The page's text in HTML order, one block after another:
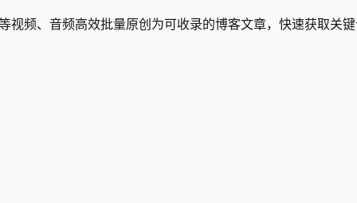
视频、音频高效批量原创为可收录的博客文章，快速获取